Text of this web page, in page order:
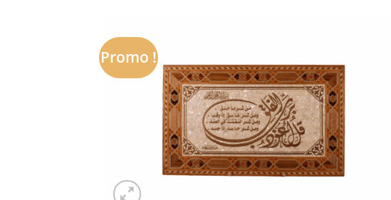
Promo !